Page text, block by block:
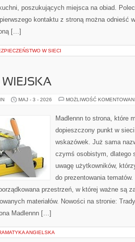
poszukujących miejsca na obiad.
kontaktu z stroną można odnieść
[…]
W SIECI
MAJ - 3 - 2026 MOŻLIWOŚĆ
Madlennn to strona, które
dopieszczony punkt w
wskazówek. Już sama
czymś osobistym, dlatego
uwagę użytkowników,
do prezentowania
przestrzeń, w której ważne są
materiałów. Nowości na stronie:
Madlennn […]
ANGIELSKA